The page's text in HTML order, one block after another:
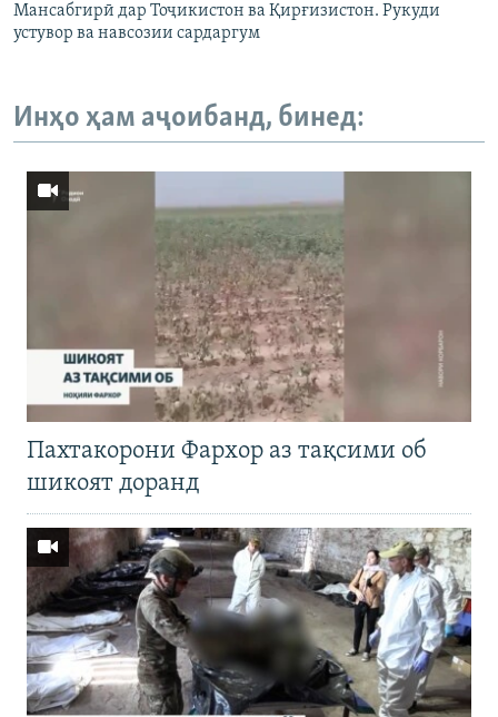
Мансабгирӣ дар Тоҷикистон ва Қирғизистон. Рукуди
устувор ва навсозии сардаргум
Инҳо ҳам аҷоибанд, бинед:
Пахтакорони Фархор аз тақсими об
шикоят доранд